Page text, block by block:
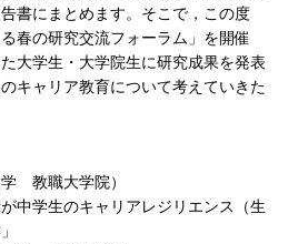
書にまとめます。そこで，この度
春の研究交流フォーラム」を開催
大学生・大学院生に研究成果を発表
キャリア教育について考えていきた
教職大学院）
学生のキャリアレジリエンス（生